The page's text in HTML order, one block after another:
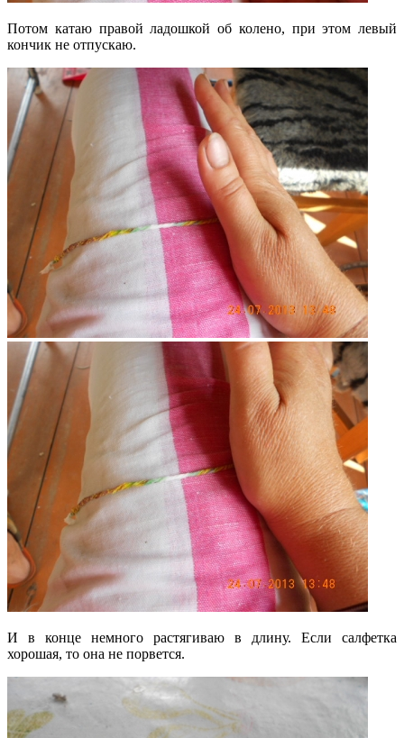
Потом катаю правой ладошкой об колено, при этом левый
кончик не отпускаю.
И в конце немного растягиваю в длину. Если салфетка
хорошая, то она не порвется.